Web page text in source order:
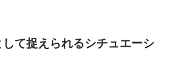
て捉えられるシチュエーシ